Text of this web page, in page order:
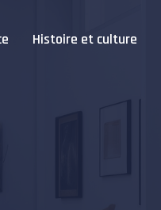
Histoire et culture